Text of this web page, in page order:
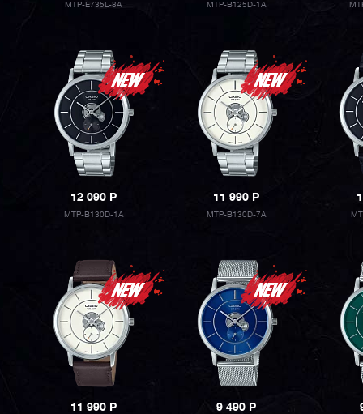
MTP-E735L-8A MTP-B125D-1A
12 090P
MTP-B130D-1A
11 990P
MTP-B130D-7A
11 990P 9 490P